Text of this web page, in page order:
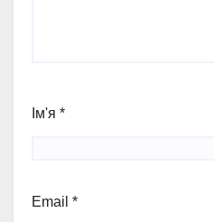
Ім'я *
Email *